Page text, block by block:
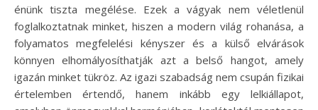
énünk tiszta megélése. Ezek a vágyak nem véletlenül
foglalkoztatnak minket, hiszen a modern világ rohanása, a
folyamatos megfelelési kényszer és a külső elvárások
könnyen elhomályosíthatják azt a belső hangot, amely
igazán minket tükröz. Az igazi szabadság nem csupán fizikai
értelemben értendő, hanem inkább egy lelkiállapot,